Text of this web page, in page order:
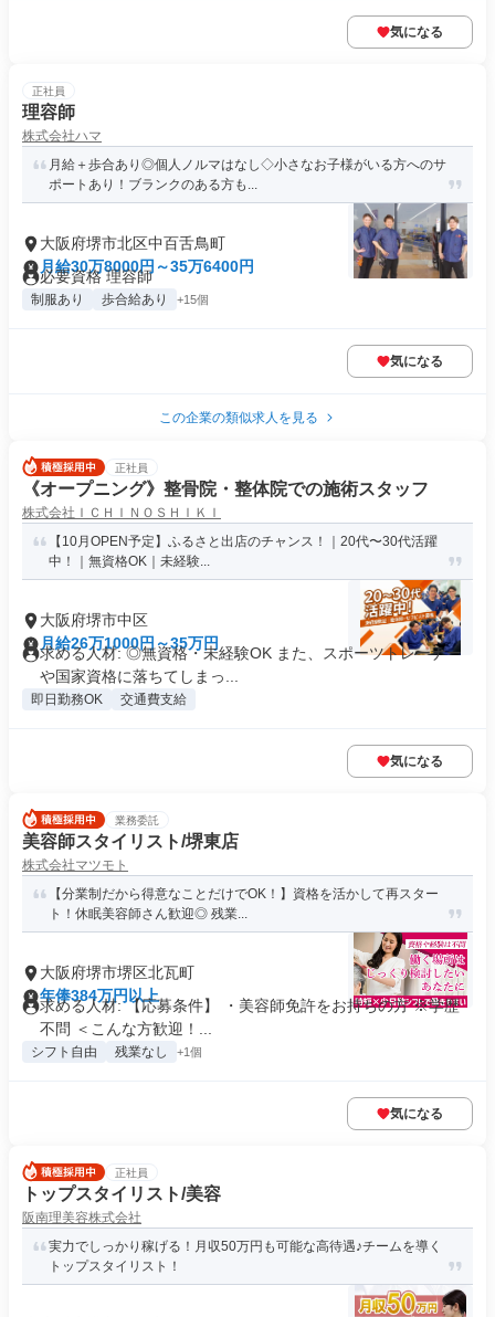
気になる
正社員
理容師
株式会社ハマ
月給＋歩合あり◎個人ノルマはなし◇小さなお子様がいる方へのサ
ポートあり！ブランクのある方も...
大阪府堺市北区中百舌鳥町
月給30万8000円～35万6400円
必要資格 理容師
制服あり 歩合給あり +15個
気になる
この企業の類似求人を見る
正社員
《オープニング》整骨院・整体院での施術スタッフ
株式会社ＩＣＨＩＮＯＳＨＩＫＩ
【10月OPEN予定】ふるさと出店のチャンス！｜20代〜30代活躍
中！｜無資格OK｜未経験...
大阪府堺市中区
月給26万1000円～35万円
求める人材: ◎無資格・未経験OK また、スポーツトレーナー
や国家資格に落ちてしまっ...
即日勤務OK 交通費支給
気になる
業務委託
美容師スタイリスト/堺東店
株式会社マツモト
【分業制だから得意なことだけでOK！】資格を活かして再スター
ト！休眠美容師さん歓迎◎ 残業...
大阪府堺市堺区北瓦町
年俸384万円以上
求める人材: 【応募条件】 ・美容師免許をお持ちの方 ※学歴
不問 ＜こんな方歓迎！...
シフト自由 残業なし +1個
気になる
正社員
トップスタイリスト/美容
阪南理美容株式会社
実力でしっかり稼げる！月収50万円も可能な高待遇♪チームを導く
トップスタイリスト！